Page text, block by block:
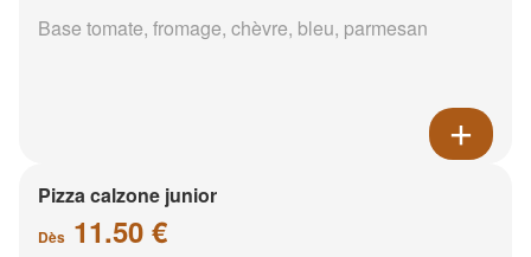
Base tomate, fromage, chèvre, bleu, parmesan
Pizza calzone junior
Dès 11.50 €